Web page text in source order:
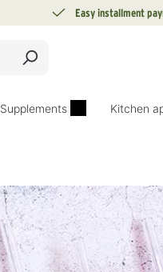
Easy installment
Supplements Kitchen